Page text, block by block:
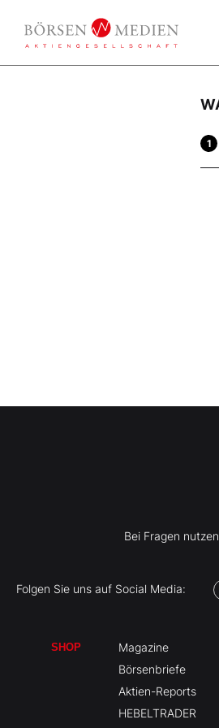
Bei Fragen
Folgen Sie uns auf Social Media:
SHOP
Magazine
Börsenbriefe
Aktien-Reports
HEBELTRADER